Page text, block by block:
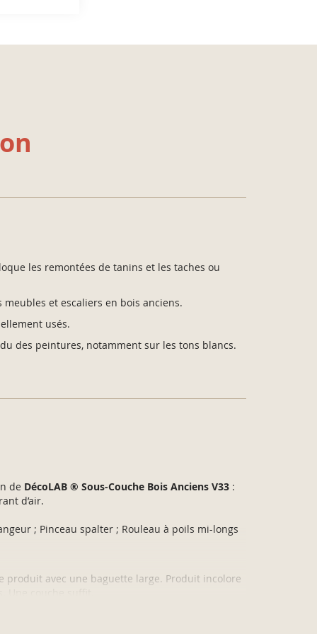
les remontées de tanins et les taches ou
meubles et escaliers en bois anciens.
usés.
des peintures, notamment sur les tons blancs.
de DécoLAB ® Sous-Couche Bois Anciens V33 :
d’air.
; Pinceau spalter ; Rouleau à poils mi-longs
produit avec une baguette large. Produit incolore
couches croisées et régulières en évitant les